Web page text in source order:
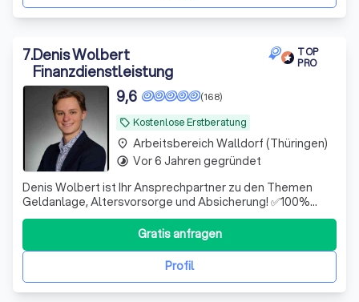
7.Denis Wolbert
Finanzdienstleistung
TOP
PRO
local_offer Kostenlose Erstberatung
(168)
9,6
Denis Wolbert ist Ihr Ansprechpartner zu den Themen
Geldanlage, Altersvorsorge und Absicherung! ✅100%
unabhängig ✅Hohe Fachkompetenz ✅Digital & schnell
Profil
Gratis anfragen
place Arbeitsbereich Walldorf (Thüringen)
timelapse Vor 6 Jahren gegründet